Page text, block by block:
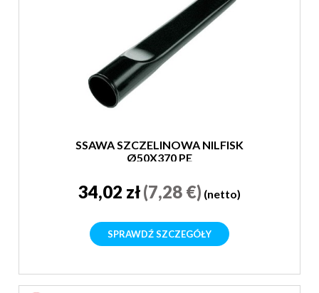
SSAWA SZCZELINOWA NILFISK
Ø50X370 PE
34,02 zł(7,28 €) (netto)
SPRAWDŹ SZCZEGÓŁY